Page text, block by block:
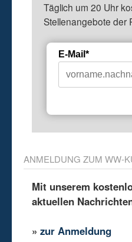
Täglich um 20 Uhr
Stellenangebote der
E-Mail*
ANMELDUNG ZUM WW-
Mit unserem
aktuellen
»zur Anmeldung